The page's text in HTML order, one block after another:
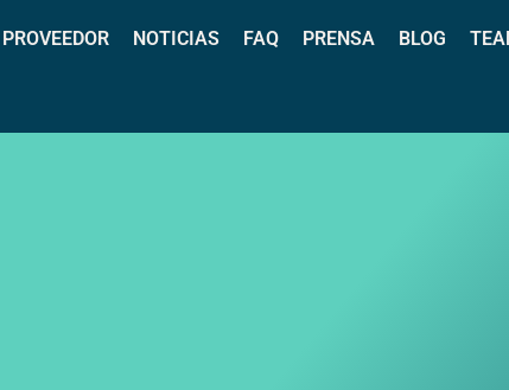
NOTICIAS FAQ PRENSA BLOG